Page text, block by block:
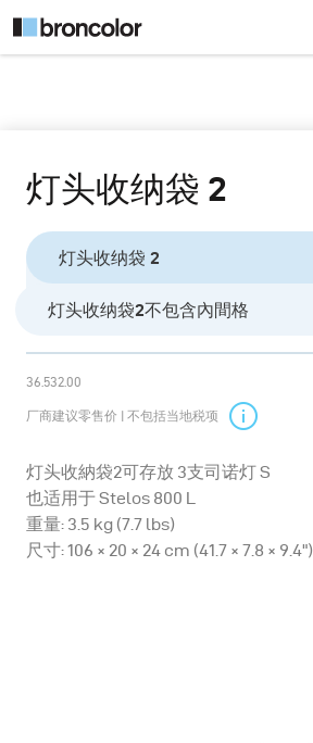
灯头收纳袋 2
灯头收纳袋 2
灯头收纳袋2不包含內間格
36.532.00
厂商建议零售价 | 不包括当地税项
灯头收納袋2可存放 3支司诺灯 S
也适用于 Stelos 800 L
重量: 3.5 kg (7.7 lbs)
尺寸: 106 × 20 × 24 cm (41.7 × 7.8 × 9.4")